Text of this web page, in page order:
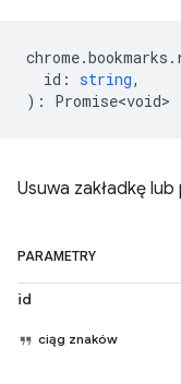
chrome.bookmarks .
id : string,
) : Promise<void>
Usuwa zakładkę
PARAMETRY
id
ciąg znaków